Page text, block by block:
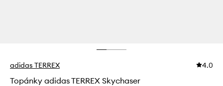
adidas TERREX 4.0
Topánky adidas TERREX Skychaser